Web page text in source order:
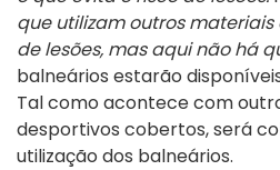
que utilizam outros
de lesões, mas aqui não há
balneários estarão
Tal como acontece com
desportivos cobertos, será
utilização dos balneários.